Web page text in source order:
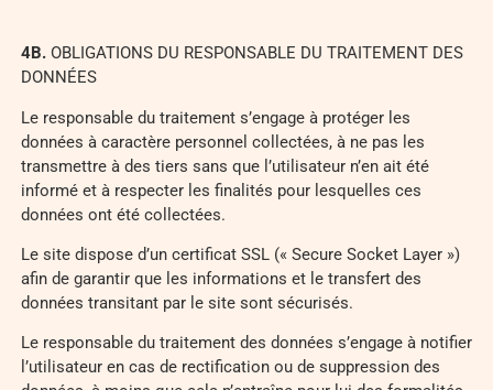
4B.OBLIGATIONS DU RESPONSABLE DU TRAITEMENT DES
DONNÉES
Le responsable du traitement s’engage à protéger les
données à caractère personnel collectées, à ne pas les
transmettre à des tiers sans que l’utilisateur n’en ait été
informé et à respecter les finalités pour lesquelles ces
données ont été collectées.
Le site dispose d’un certificat SSL (« Secure Socket Layer »)
afin de garantir que les informations et le transfert des
données transitant par le site sont sécurisés.
Le responsable du traitement des données s’engage à notifier
l’utilisateur en cas de rectification ou de suppression des